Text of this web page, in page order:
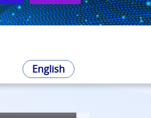
English